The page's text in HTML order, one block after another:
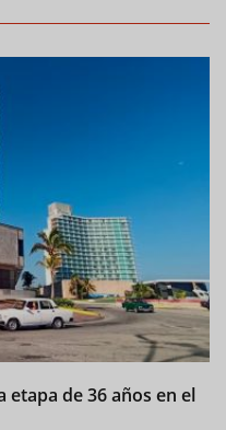
etapa de 36 años en el